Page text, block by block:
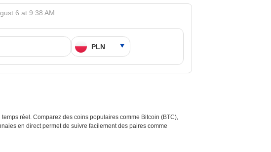
6 at 9:38 AM
réel. Comparez des coins populaires comme Bitcoin (BTC),
en direct permet de suivre facilement des paires comme